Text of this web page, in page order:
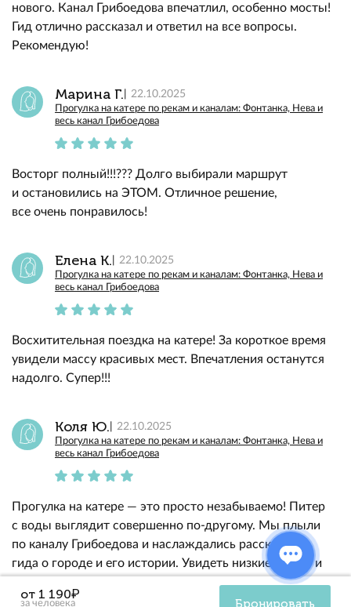
нового. Канал Грибоедова впечатлил, особенно мосты!
Гид отлично рассказал и ответил на все вопросы.
Рекомендую!
Марина Г. 22.10.2025
Прогулка на катере по рекам и каналам: Фонтанка, Нева и
весь канал Грибоедова
Восторг полный!!!??? Долго выбирали маршрут
и остановились на ЭТОМ. Отличное решение,
все очень понравилось!
Елена К. 22.10.2025
Прогулка на катере по рекам и каналам: Фонтанка, Нева и
весь канал Грибоедова
Восхитительная поездка на катере! За короткое время
увидели массу красивых мест. Впечатления останутся
надолго. Супер!!!
Коля Ю. 22.10.2025
Прогулка на катере по рекам и каналам: Фонтанка, Нева и
весь канал Грибоедова
Прогулка на катере — это просто незабываемо! Питер
с воды выглядит совершенно по-другому. Мы плыли
по каналу Грибоедова и наслаждались рассказами
гида о городе и его истории. Увидеть низкие мосты и
Казанский собор с воды — это действительно
впечатляет. Рекомендую всем, кто хочет открыть
от 1 190₽
за человека Бронировать